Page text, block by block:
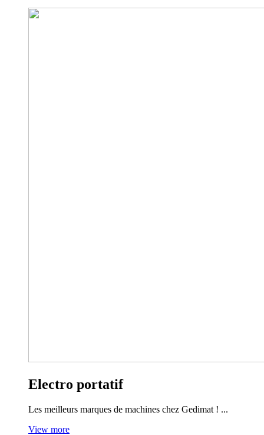
Electro portatif
Les meilleurs marques de machines chez Gedimat ! ...
View more